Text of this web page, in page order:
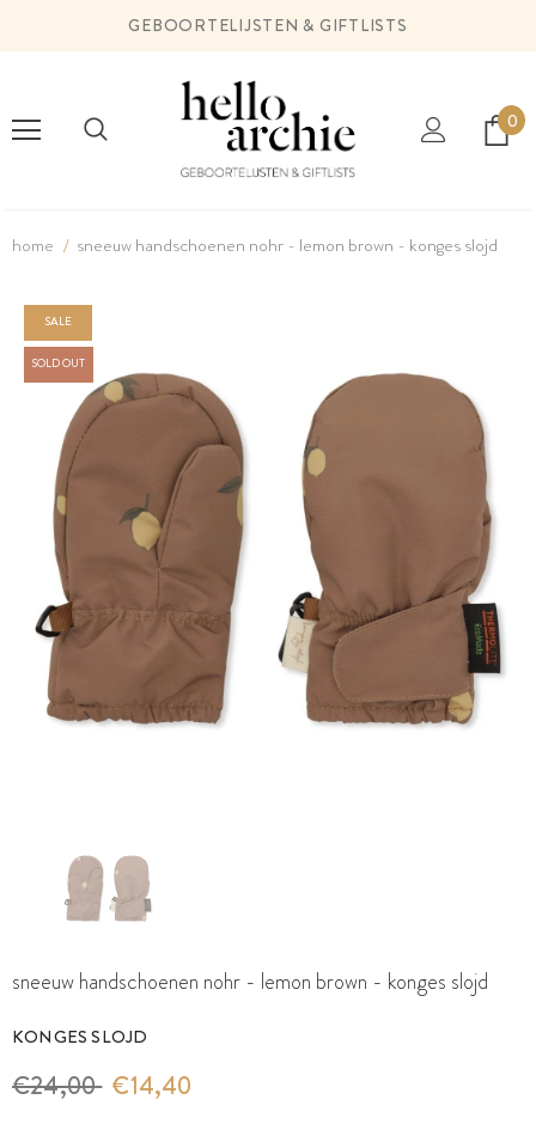
GEBOORTELIJSTEN & GIFTLISTS
0
home sneeuw handschoenen nohr - lemon brown - konges slojd
SALE
SOLD OUT
sneeuw handschoenen nohr - lemon brown - konges slojd
KONGES SLOJD
€24,00 €14,40